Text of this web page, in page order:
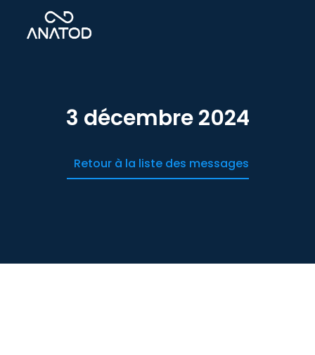
3 décembre 2024
Retour à la liste des messages